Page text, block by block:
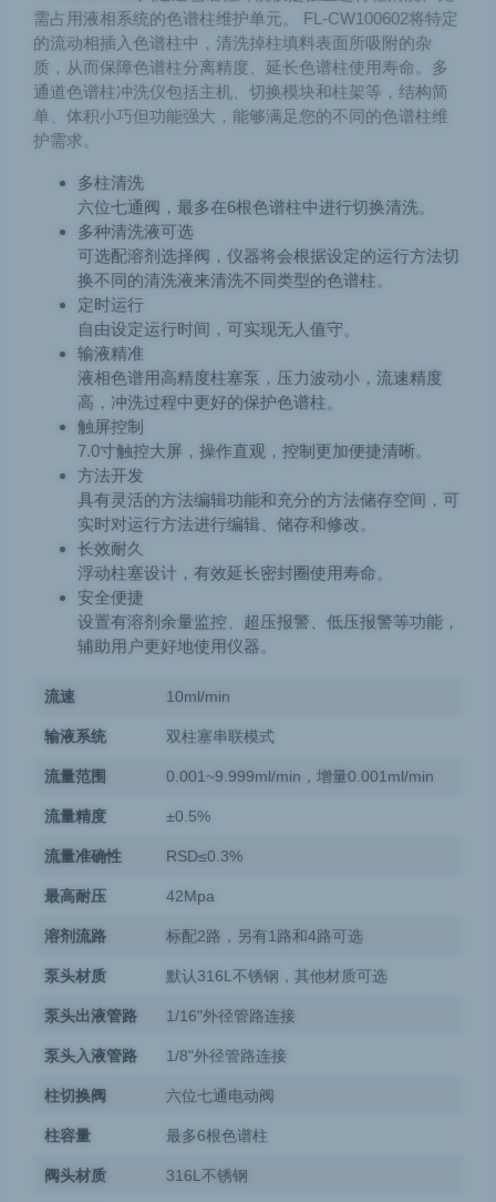
需占用液相系统的色谱柱维护单元。 FL-CW100602将特定
的流动相插入色谱柱中，清洗掉柱填料表面所吸附的杂
质，从而保障色谱柱分离精度、延长色谱柱使用寿命。多
通道色谱柱冲洗仪包括主机、切换模块和柱架等，结构简
单、体积小巧但功能强大，能够满足您的不同的色谱柱维
护需求。
多柱清洗
六位七通阀，最多在6根色谱柱中进行切换清洗。
多种清洗液可选
可选配溶剂选择阀，仪器将会根据设定的运行方法切
换不同的清洗液来清洗不同类型的色谱柱。
定时运行
自由设定运行时间，可实现无人值守。
输液精准
液相色谱用高精度柱塞泵，压力波动小，流速精度
高，冲洗过程中更好的保护色谱柱。
触屏控制
7.0寸触控大屏，操作直观，控制更加便捷清晰。
方法开发
具有灵活的方法编辑功能和充分的方法储存空间，可
实时对运行方法进行编辑、储存和修改。
长效耐久
浮动柱塞设计，有效延长密封圈使用寿命。
安全便捷
设置有溶剂余量监控、超压报警、低压报警等功能，
辅助用户更好地使用仪器。
流速 10ml/min
输液系统 双柱塞串联模式
流量范围 0.001~9.999ml/min，增量0.001ml/min
流量精度 ±0.5%
流量准确性 RSD≤0.3%
最高耐压 42Mpa
溶剂流路 标配2路，另有1路和4路可选
泵头材质 默认316L不锈钢，其他材质可选
泵头出液管路 1/16"外径管路连接
泵头入液管路 1/8"外径管路连接
柱切换阀 六位七通电动阀
柱容量 最多6根色谱柱
阀头材质 316L不锈钢